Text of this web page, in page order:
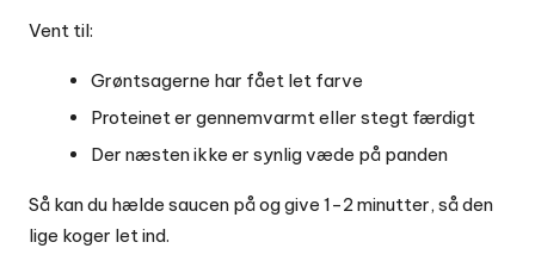
Vent til:
Grøntsagerne har fået let farve
Proteinet er gennemvarmt eller stegt færdigt
Der næsten ikke er synlig væde på panden
Så kan du hælde saucen på og give 1-2 minutter, så den
lige koger let ind.